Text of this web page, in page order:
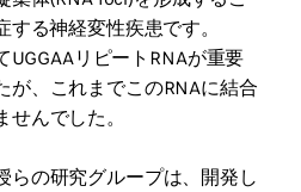
る神経変性疾患です。
リピートRNAが重要
が、これまでこのRNAに結合
んでした。
の研究グループは、開発し